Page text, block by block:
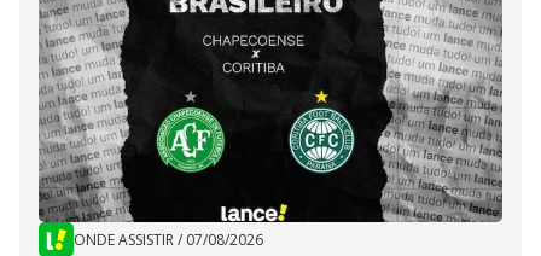
ONDE ASSISTIR/ 07/08/2026